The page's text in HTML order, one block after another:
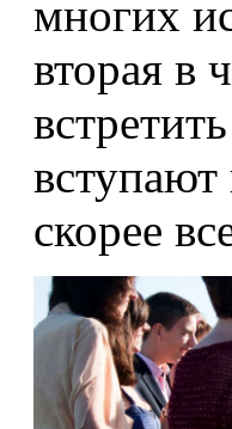
многих
вторая в
скорее